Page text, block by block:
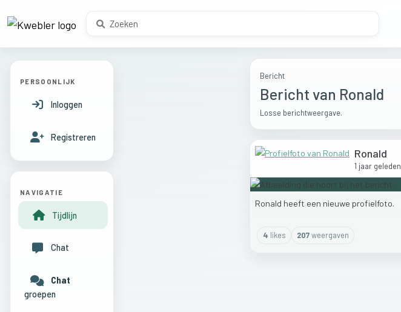
Bericht
Bericht van Ronald
Losse berichtweergave.
Ronald
1 jaar geleden
Ronald heeft een nieuwe profielfoto.
4 likes 207weergaven
PERSOONLIJK
Inloggen
Registreren
NAVIGATIE
Tijdlijn
Chat
Chat
groepen